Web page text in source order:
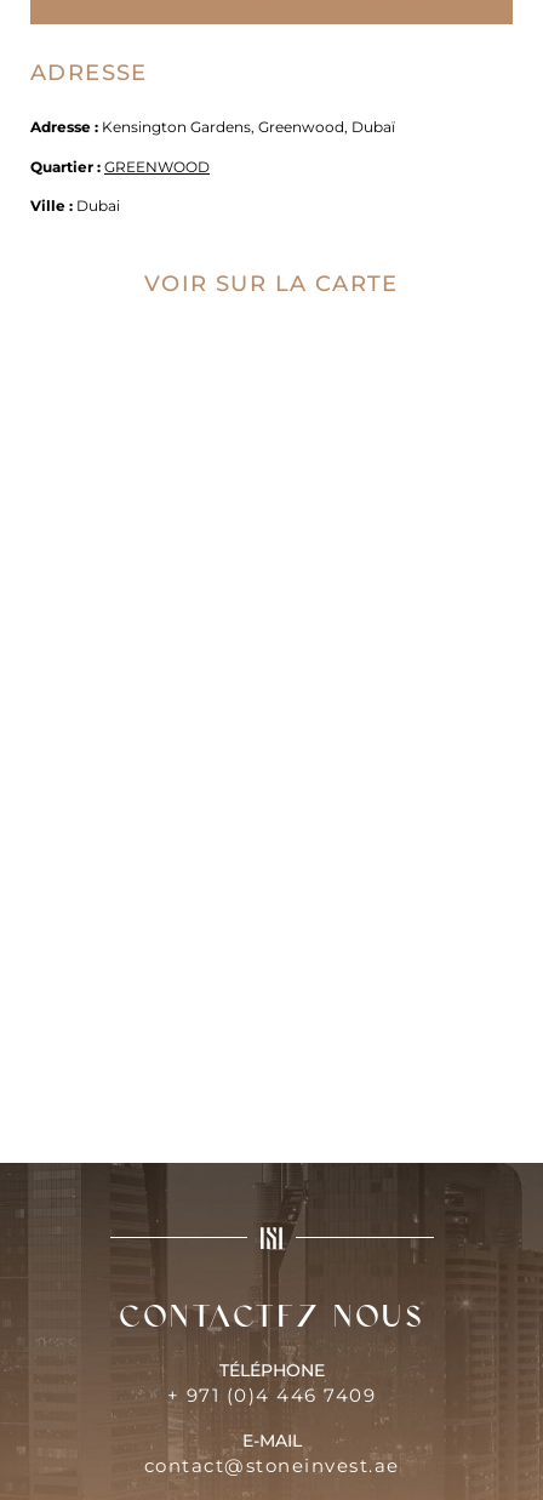
ADRESSE
Adresse : Kensington Gardens, Greenwood, Dubaï
Quartier : GREENWOOD
Ville : Dubai
VOIR SUR LA CARTE
Contactez-nous
TÉLÉPHONE
+ 971 (0)4 446 7409
E-MAIL
contact@stoneinvest.ae